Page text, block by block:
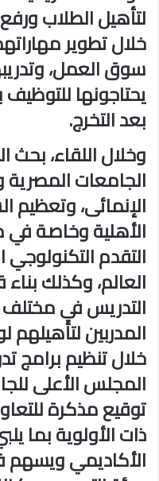
لتأهيل الطلاب
خلال تطوير
سوق العمل،
يحتاجونها
بعد التخرج.
وخلال اللقاء، بحث
الجامعات المصرية
الإنمائى، وتعظيم
الأهلية وخاصة في
التقدم
العالم، وكذلك
التدريس في مختلف
المدربين
خلال تنظيم برامج
المجلس الأعلى
توقيع مذكرة
ذات الأولوية بما
الأكاديمي ويسهم